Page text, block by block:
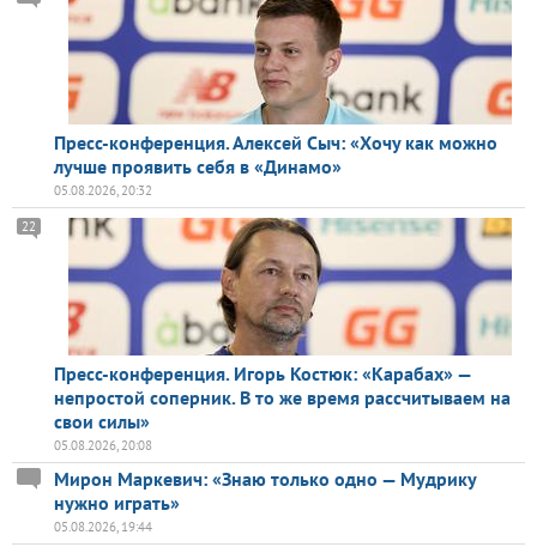
Пресс-конференция. Алексей Сыч: «Хочу как можно
лучше проявить себя в «Динамо»
05.08.2026, 20:32
Пресс-конференция. Игорь Костюк: «Карабах» —
непростой соперник. В то же время рассчитываем на
свои силы»
22
05.08.2026, 20:08
Мирон Маркевич: «Знаю только одно — Мудрику
нужно играть»
05.08.2026, 19:44